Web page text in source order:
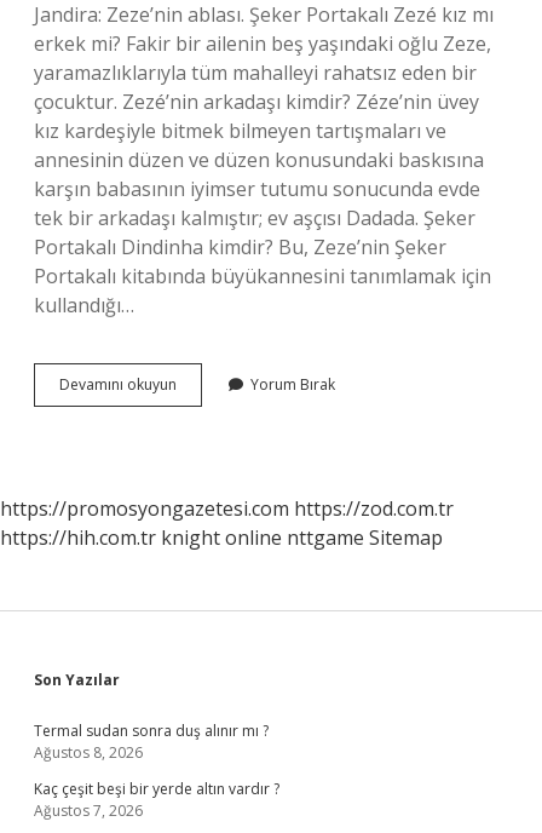
Jandira: Zeze’nin ablası. Şeker Portakalı Zezé kız mı
erkek mi? Fakir bir ailenin beş yaşındaki oğlu Zeze,
yaramazlıklarıyla tüm mahalleyi rahatsız eden bir
çocuktur. Zezé’nin arkadaşı kimdir? Zéze’nin üvey
kız kardeşiyle bitmek bilmeyen tartışmaları ve
annesinin düzen ve düzen konusundaki baskısına
karşın babasının iyimser tutumu sonucunda evde
tek bir arkadaşı kalmıştır; ev aşçısı Dadada. Şeker
Portakalı Dindinha kimdir? Bu, Zeze’nin Şeker
Portakalı kitabında büyükannesini tanımlamak için
kullandığı…
Devamını okuyun
Nin
Yorum Bırak
https://promosyongazetesi.com https://zod.com.tr
https://hih.com.tr knight online nttgame Sitemap
Sidebar
Son Yazılar
Termal sudan sonra duş alınır mı ?
Ağustos 8, 2026
Kaç çeşit beşi bir yerde altın vardır ?
Ağustos 7, 2026